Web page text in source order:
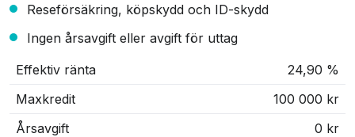
Reseförsäkring, köpskydd och ID-skydd
Ingen årsavgift eller avgift för uttag
Effektiv ränta
24,90 %
Maxkredit
100 000 kr
Årsavgift
0 kr